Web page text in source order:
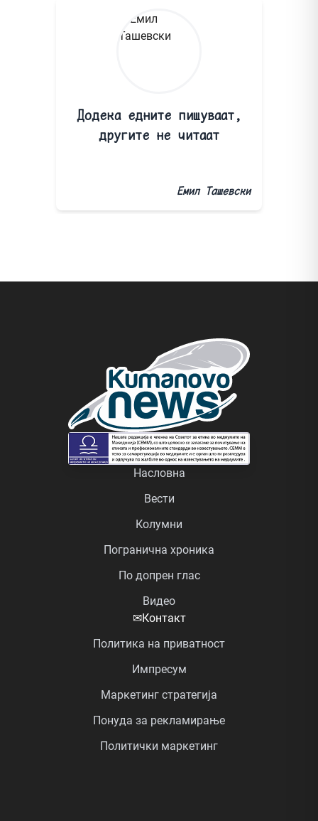
Додека едните пишуваат,
другите не читаат
Емил Ташевски
Насловна
Вести
Колумни
Погранична хроника
По допрен глас
Видео
✉Контакт
Политика на приватност
Импресум
Маркетинг стратегија
Понуда за рекламирање
Политички маркетинг